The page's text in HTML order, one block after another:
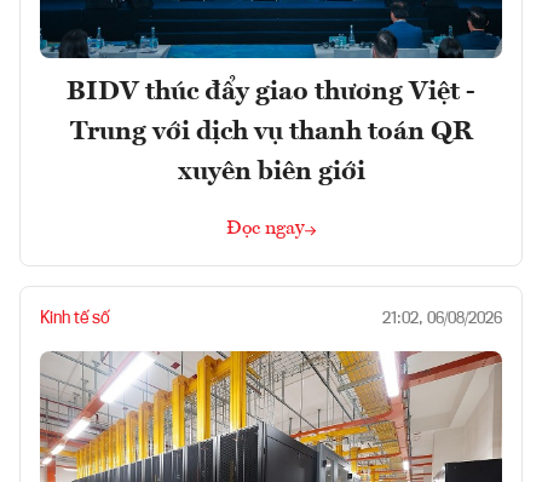
BIDV thúc đẩy giao thương Việt -
Trung với dịch vụ thanh toán QR
xuyên biên giới
Đọc ngay
Kinh tế số 21:02, 06/08/2026